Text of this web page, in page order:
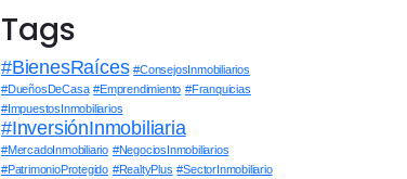
Tags
#BienesRaíces #ConsejosInmobiliarios
#DueñosDeCasa #Emprendimiento #Franquicias
#ImpuestosInmobiliarios
#InversiónInmobiliaria
#MercadoInmobiliario #NegociosInmobiliarios
#PatrimonioProtegido #RealtyPlus #SectorInmobiliario